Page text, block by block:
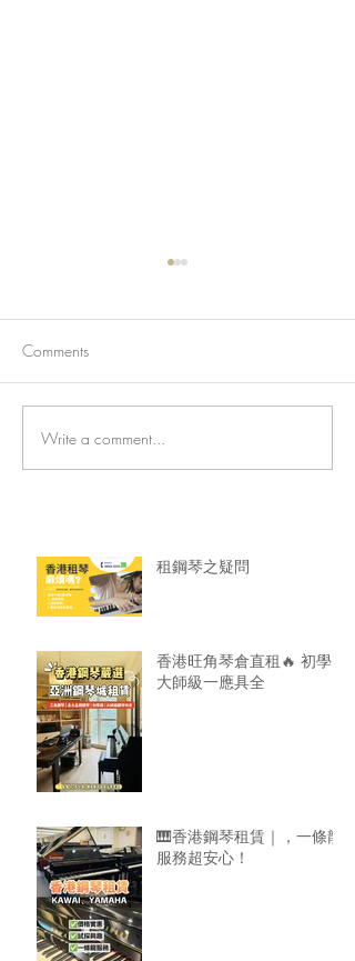
香港旺角琴倉直租🔥 初學
大師級一應具全
Comments
Write a comment...
租鋼琴之疑問
香港旺角琴倉直租🔥 初學
大師級一應具全
🎹香港鋼琴租賃｜，一條龍
服務超安心！